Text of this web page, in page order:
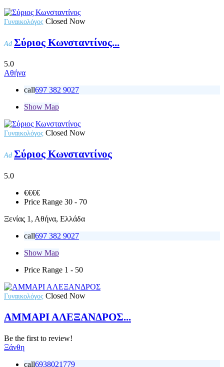
Γυναικολόγος Closed Now
Ad Σύριος Κωνσταντίνος...
5.0
Αθήνα
call697 382 9027
Show Map
Γυναικολόγος Closed Now
Ad Σύριος Κωνσταντίνος
5.0
€€€€
Price Range 30 - 70
Ξενίας 1, Αθήνα, Ελλάδα
call697 382 9027
Show Map
Price Range 1 - 50
Γυναικολόγος Closed Now
ΑΜΜΑΡΙ ΑΛΕΞΑΝΔΡΟΣ...
Be the first to review!
Ξάνθη
call6938021779